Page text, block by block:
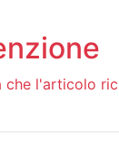
che l'articolo